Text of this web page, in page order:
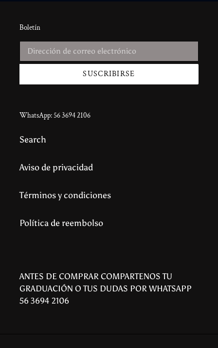
Boletín
SUSCRIBIRSE
WhatsApp: 56 3694 2106
Search
Aviso de privacidad
Términos y condiciones
Política de reembolso
ANTES DE COMPRAR COMPARTENOS TU
GRADUACIÓN O TUS DUDAS POR WHATSAPP
56 3694 2106